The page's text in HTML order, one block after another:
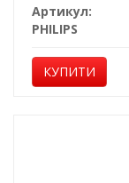
Артикул:
PHILIPS
КУПИТИ